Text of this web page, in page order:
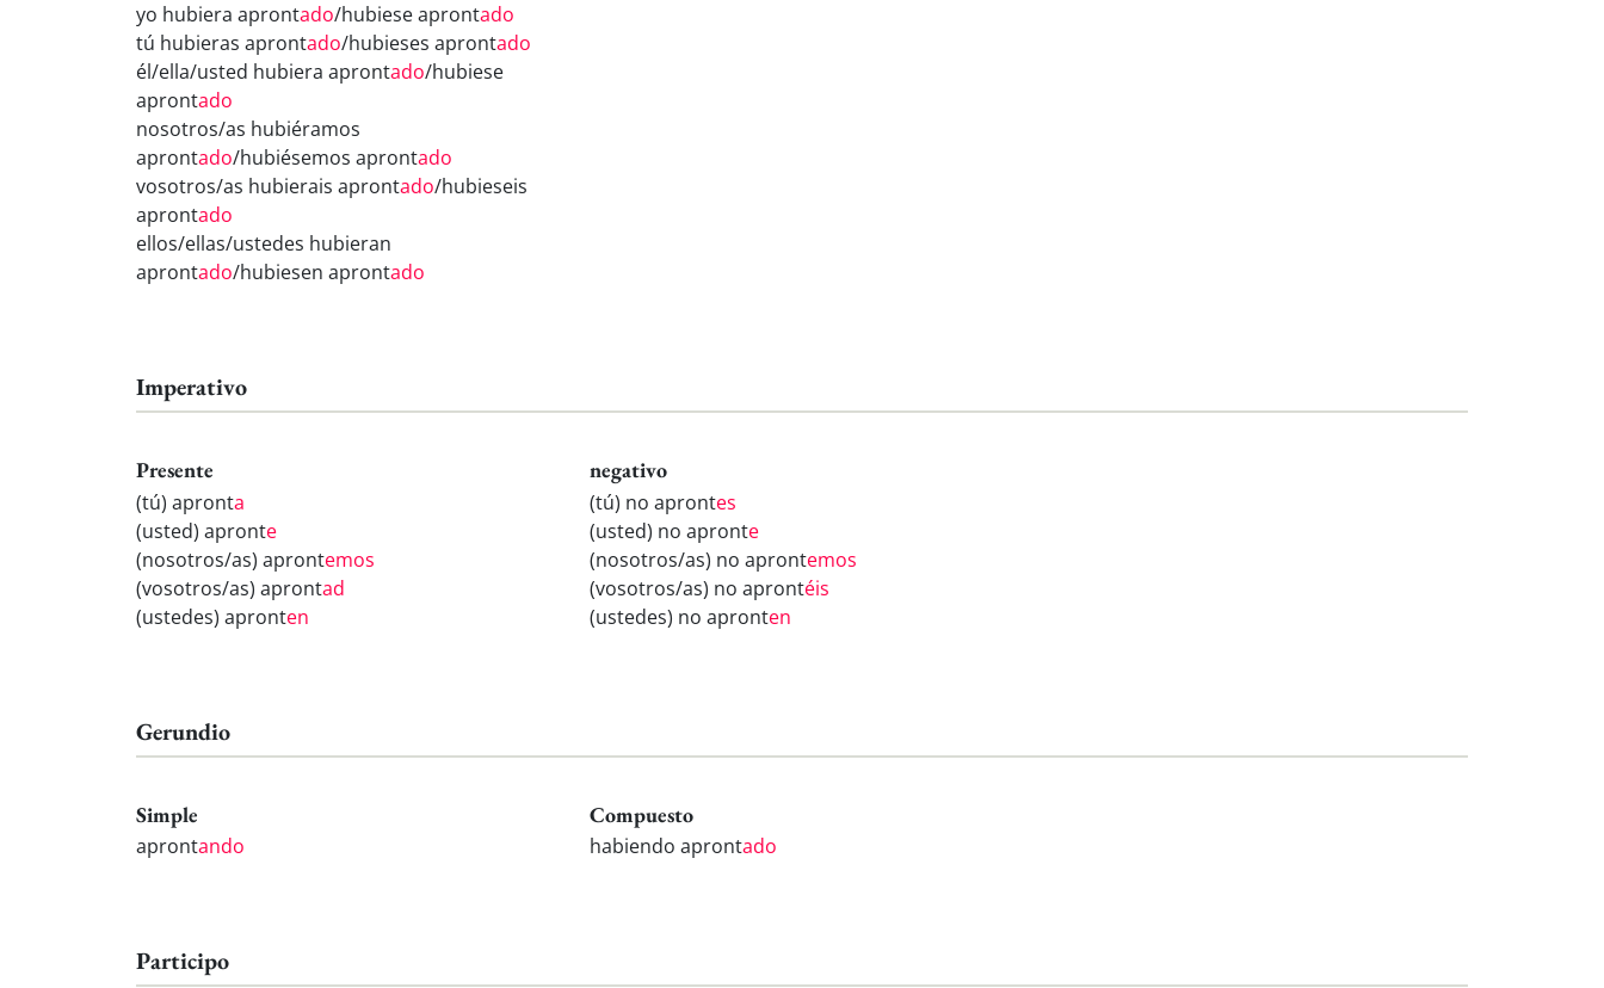
yo hubiera aprontado/hubiese aprontado
tú hubieras aprontado/hubieses aprontado
él/ella/usted hubiera aprontado/hubiese
aprontado
nosotros/as hubiéramos
aprontado/hubiésemos aprontado
vosotros/as hubierais aprontado/hubieseis
aprontado
ellos/ellas/ustedes hubieran
aprontado/hubiesen aprontado
Imperativo
Presente
(tú) apronta
(usted) apronte
(nosotros/as) aprontemos
(vosotros/as) aprontad
(ustedes) apronten
negativo
(tú) no aprontes
(usted) no apronte
(nosotros/as) no aprontemos
(vosotros/as) no aprontéis
(ustedes) no apronten
Gerundio
Simple
aprontando
Compuesto
habiendo aprontado
Participo